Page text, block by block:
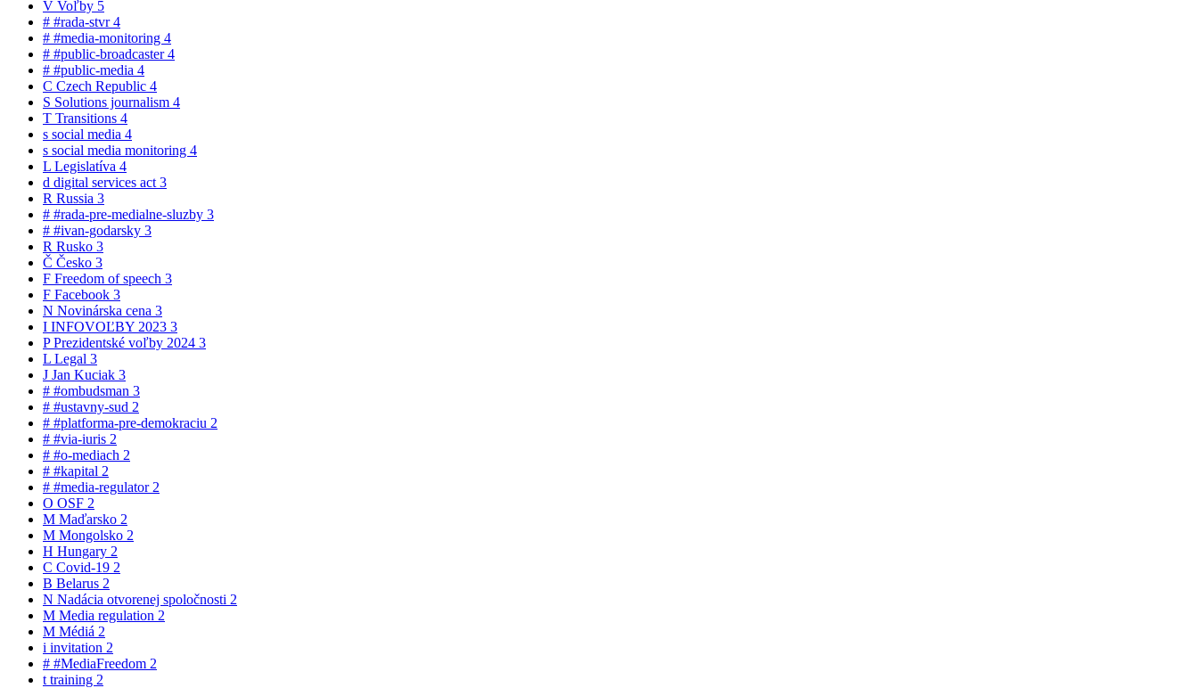
V Voľby 5
# #rada-stvr4
# #media-monitoring 4
# #public-broadcaster4
# #public-media 4
C Czech Republic 4
S Solutions journalism 4
T Transitions 4
s social media 4
s social media monitoring 4
L Legislatíva 4
d digital services act 3
R Russia 3
# #rada-pre-medialne-sluzby 3
# #ivan-godarsky 3
R Rusko 3
Č Česko 3
F Freedom of speech 3
F Facebook 3
N Novinárska cena 3
I INFOVOĽBY 2023 3
PPrezidentské voľby 2024 3
L Legal 3
J Jan Kuciak 3
# #ombudsman 3
# #ustavny-sud 2
# #platforma-pre-demokraciu 2
# #via-iuris 2
# #o-mediach 2
# #kapital 2
# #media-regulator 2
O OSF 2
M Maďarsko 2
M Mongolsko 2
H Hungary 2
C Covid-19 2
B Belarus 2
N Nadácia otvorenej spoločnosti 2
M Media regulation 2
M Médiá 2
i invitation 2
# #MediaFreedom 2
t training 2